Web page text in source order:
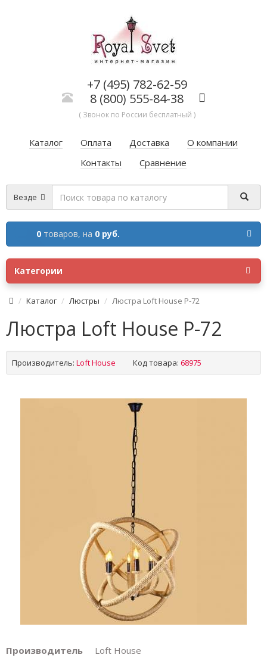
+7 (495) 782-62-59
8 (800) 555-84-38
( Звонок по России бесплатный )
Каталог Оплата Доставка
О компании
Контакты
Сравнение
Везде
0 товаров, на 0 руб.
Категории
Каталог Люстры Люстра Loft House P-72
Люстра Loft House P-72
Производитель: Loft House Код товара: 68975
Производитель
Loft House